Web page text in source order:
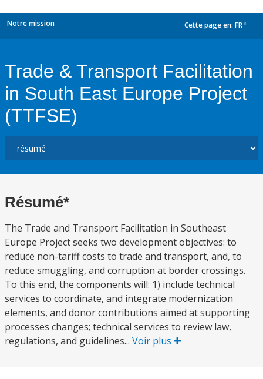
Notre mission Cette page en: FR
Trade & Transport Facilitation
in South East Europe Project
(TTFSE)
Résumé*
The Trade and Transport Facilitation in Southeast
Europe Project seeks two development objectives: to
reduce non-tariff costs to trade and transport, and, to
reduce smuggling, and corruption at border crossings.
To this end, the components will: 1) include technical
services to coordinate, and integrate modernization
elements, and donor contributions aimed at supporting
processes changes; technical services to review law,
regulations, and guidelines... Voir plus